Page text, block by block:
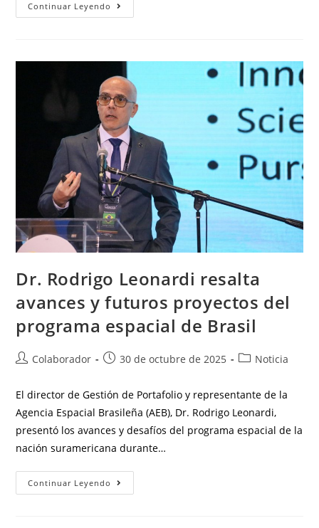
Continuar Leyendo
Dr. Rodrigo Leonardi resalta
avances y futuros proyectos del
programa espacial de Brasil
Colaborador 30 de octubre de 2025 Noticia
El director de Gestión de Portafolio y representante de la
Agencia Espacial Brasileña (AEB), Dr. Rodrigo Leonardi,
presentó los avances y desafíos del programa espacial de la
nación suramericana durante…
Continuar Leyendo